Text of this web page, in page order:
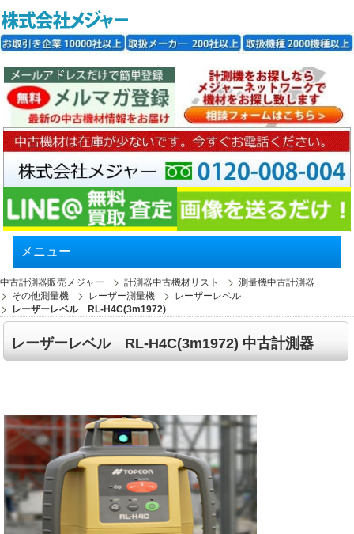
メニュー
中古計測器販売メジャー 計測器中古機材リスト
測量機中古計測器
その他測量機
レーザー測量機
レーザーレベル
レーザーレベル RL-H4C(3m1972)
レーザーレベル RL-H4C(3m1972) 中古計測器